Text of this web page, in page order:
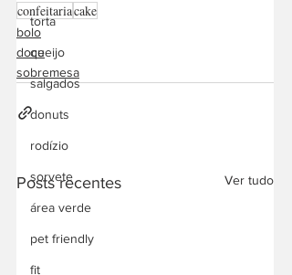
torta
queijo
salgados
donuts
rodízio
sorvete
área verde
pet friendly
fit
confeitariacake
bolo
doce
sobremesa
Posts recentes Ver tudo